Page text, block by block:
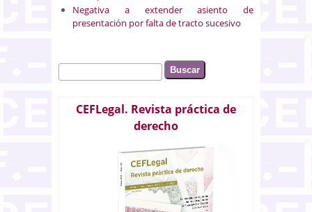
Negativa a extender asiento de
presentación por falta de tracto sucesivo
Formulario de búsqueda
Buscar
CEFLegal. Revista práctica de
derecho